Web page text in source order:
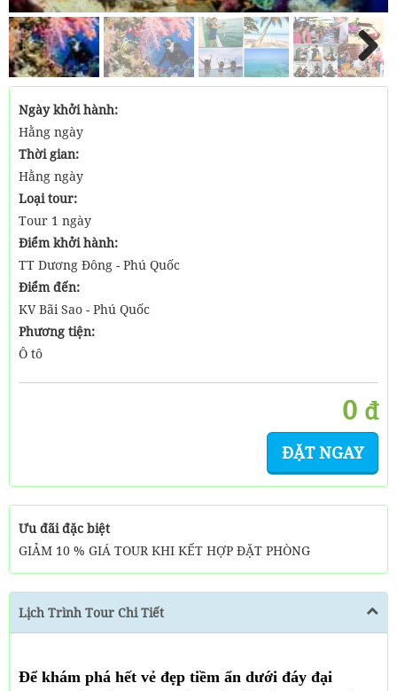
Next
Ngày khởi hành:
Hằng ngày
Thời gian:
Hằng ngày
Loại tour:
Tour 1 ngày
Điểm khởi hành:
TT Dương Đông - Phú Quốc
Điểm đến:
KV Bãi Sao - Phú Quốc
Phương tiện:
Ô tô
0 đ
ĐẶT NGAY
Ưu đãi đặc biệt
GIẢM 10 % GIÁ TOUR KHI KẾT HỢP ĐẶT PHÒNG
Lịch Trình Tour Chi Tiết
Để khám phá hết vẻ đẹp tiềm ẩn dưới đáy đại